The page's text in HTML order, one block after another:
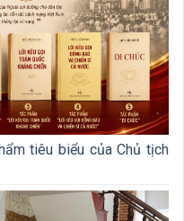
tiêu biểu của Chủ tịch